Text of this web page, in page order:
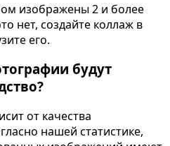
изображены 2 и более
нет, создайте коллаж в
его.
будут
от качества
нашей статистике,